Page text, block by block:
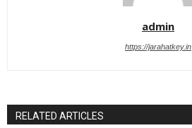
admin
https://jarahatkey.in
RELATED ARTICLES